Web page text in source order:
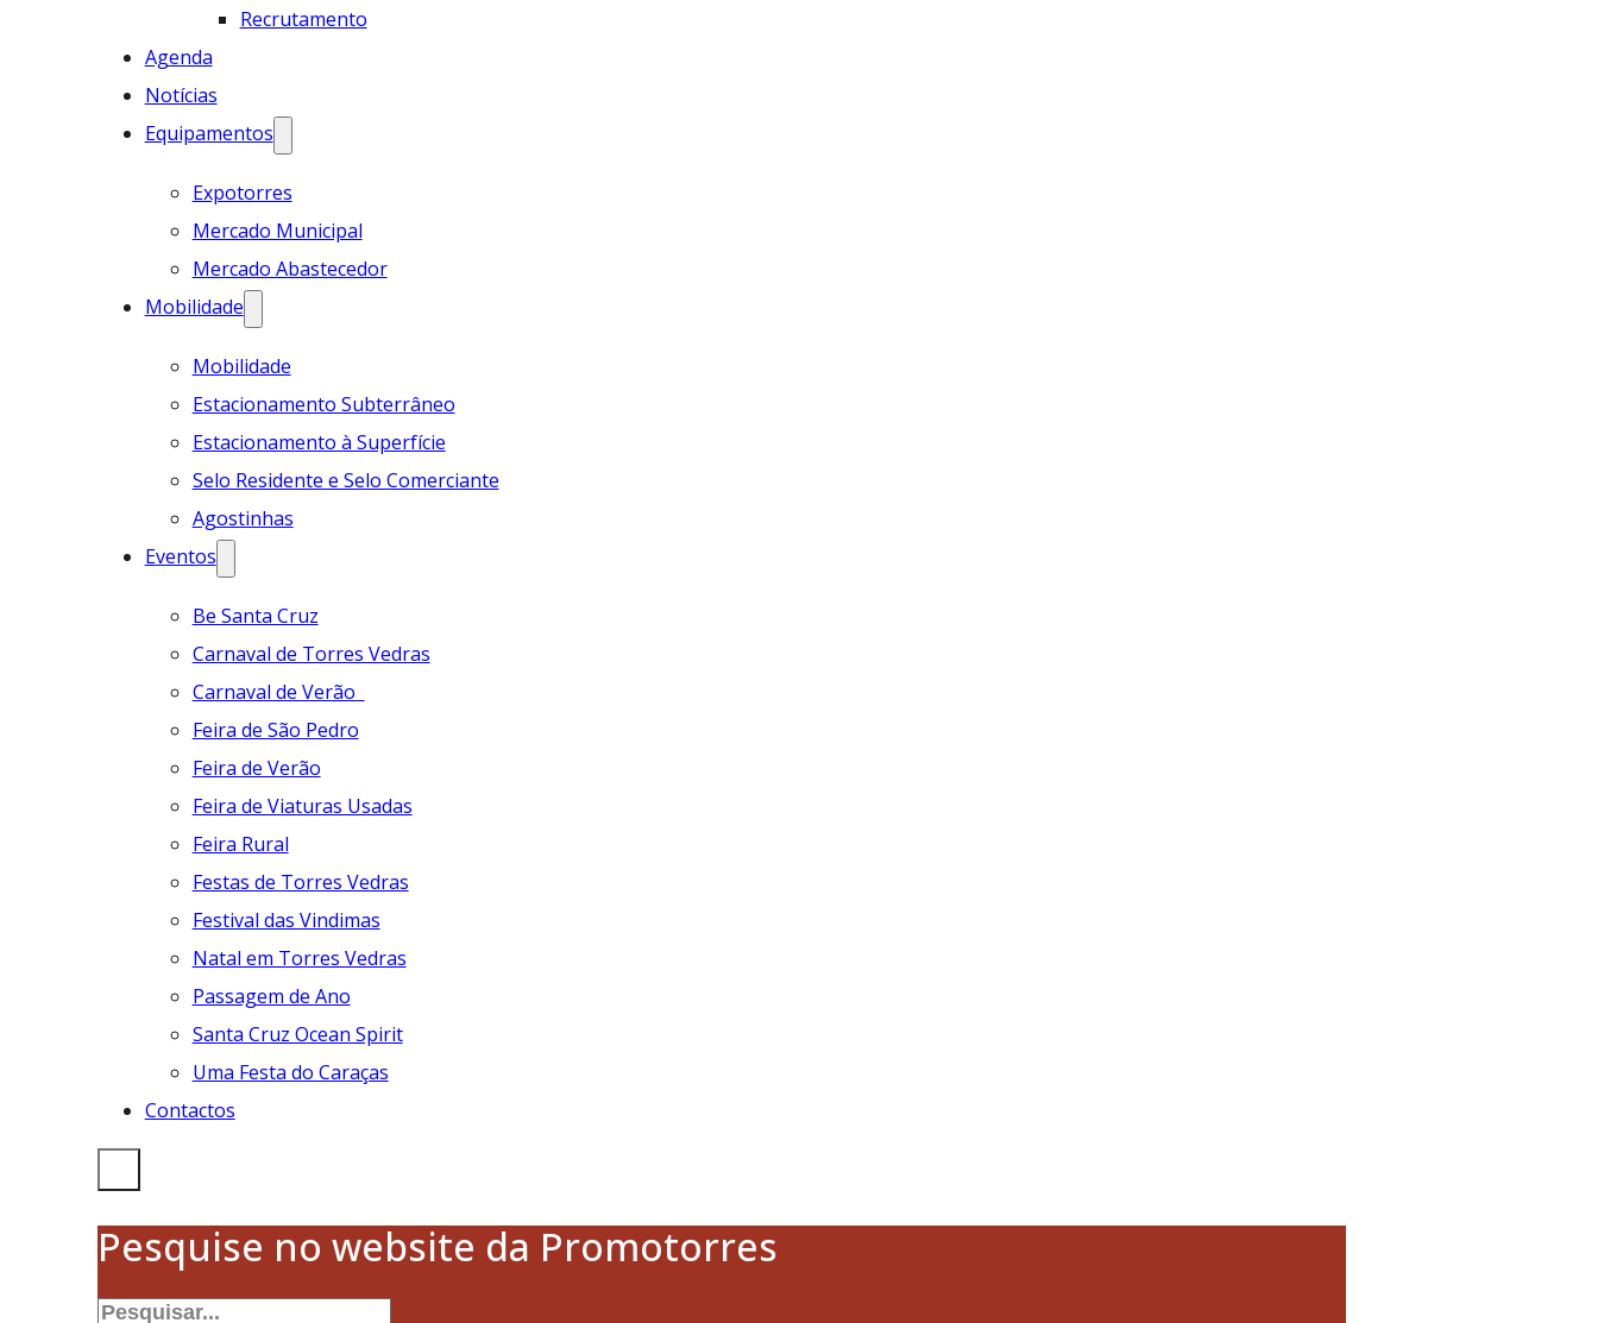
Recrutamento
Agenda
Notícias
Equipamentos
Expotorres
Mercado Municipal
Mercado Abastecedor
Mobilidade
Mobilidade
Estacionamento Subterrâneo
Estacionamento à Superfície
Selo Residente e Selo Comerciante
Agostinhas
Eventos
Be Santa Cruz
Carnaval de Torres Vedras
Carnaval de Verão
Feira de São Pedro
Feira de Verão
Feira de Viaturas Usadas
Feira Rural
Festas de Torres Vedras
Festival das Vindimas
Natal em Torres Vedras
Passagem de Ano
Santa Cruz Ocean Spirit
Uma Festa do Caraças
Contactos
Pesquise no website da Promotorres
Pesquisar